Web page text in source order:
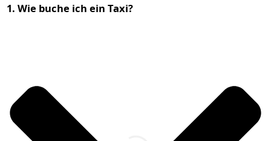
1. Wie buche ich ein Taxi?